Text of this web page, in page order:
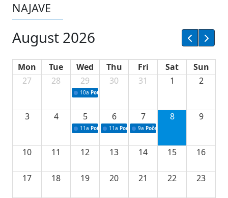
NAJAVE
August 2026
Mon Tue Wed Thu Fri Sat
Sun
27
28 29
10a Potpisivanje ugovora sa neprofitnim
30 31 1 2
3 4 5
11a Potpisivanje ugovora o stipendijama za
6
11a Podrška razvoju vodne infrastrukture u
7
9a Početak izgradnje nove
8 9
10 11 12 13 14 15 16
17 18 19 20 21 22 23